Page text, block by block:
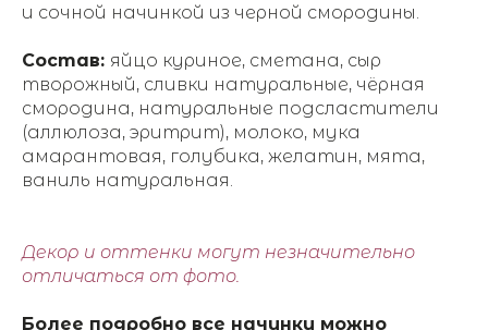
и сочной начинкой из черной смородины.
Состав: яйцо куриное, сметана, сыр
творожный, сливки натуральные, чёрная
смородина, натуральные подсластители
(аллюлоза, эритрит), молоко, мука
амарантовая, голубика, желатин, мята,
ваниль натуральная.
Декор и оттенки могут незначительно
отличаться от фото.
Более подробно все начинки можно